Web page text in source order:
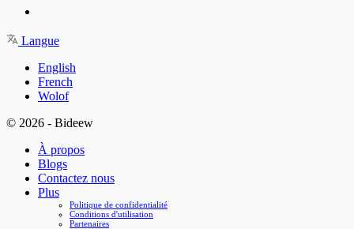
Langue
English
French
Wolof
© 2026 - Bideew
À propos
Blogs
Contactez nous
Plus
Politique de confidentialité
Conditions d'utilisation
Partenaires